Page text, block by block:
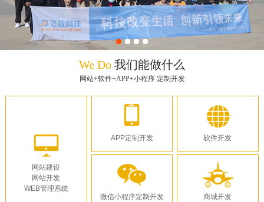
We Do 我们能做什么
网站+软件+APP+小程序 定制开发
网站建设
网站开发
WEB管理系统
APP定制开发
微信小程序定制开发
软件开发
商城开发